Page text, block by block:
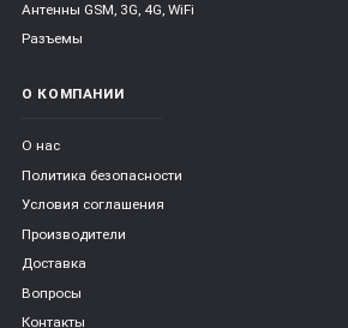
Антенны GSM, 3G, 4G, WiFi
Разъемы
О КОМПАНИИ
О нас
Политика безопасности
Условия соглашения
Производители
Доставка
Вопросы
Контакты